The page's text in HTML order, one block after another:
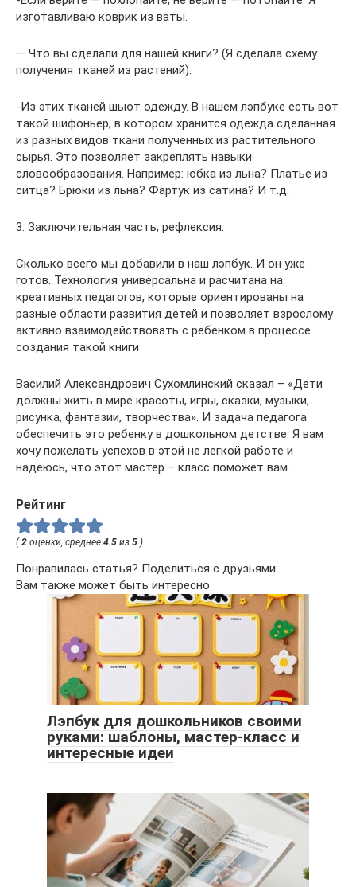
изготавливаю коврик из ваты.
— Что вы сделали для нашей книги? (Я сделала схему
получения тканей из растений).
-Из этих тканей шьют одежду. В нашем лэпбуке есть вот
такой шифоньер, в котором хранится одежда сделанная
из разных видов ткани полученных из растительного
сырья. Это позволяет закреплять навыки
словообразования. Например: юбка из льна? Платье из
ситца? Брюки из льна? Фартук из сатина? И т.д.
3. Заключительная часть, рефлексия.
Сколько всего мы добавили в наш лэпбук. И он уже
готов. Технология универсальна и расчитана на
креативных педагогов, которые ориентированы на
разные области развития детей и позволяет взрослому
активно взаимодействовать с ребенком в процессе
создания такой книги
Василий Александрович Сухомлинский сказал – «Дети
должны жить в мире красоты, игры, сказки, музыки,
рисунка, фантазии, творчества». И задача педагога
обеспечить это ребенку в дошкольном детстве. Я вам
хочу пожелать успехов в этой не легкой работе и
надеюсь, что этот мастер – класс поможет вам.
Рейтинг
( 2 оценки, среднее 4.5 из 5 )
Понравилась статья? Поделиться с друзьями:
Вам также может быть интересно
Лэпбук для дошкольников своими
руками: шаблоны, мастер-класс и
интересные идеи